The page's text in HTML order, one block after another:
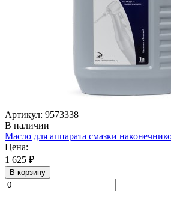
Артикул: 9573338
В наличии
Масло для аппарата смазки
Цена:
1 625 ₽
В корзину